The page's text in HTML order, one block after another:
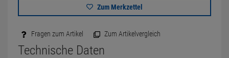
Zum Merkzettel
Fragen zum Artikel Zum Artikelvergleich
Technische Daten